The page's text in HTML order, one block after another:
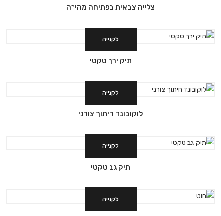
צלייה צבאית בפתיחה מהירה
לקנייה
תיק ירך טקטי
לקנייה
לוקובונד חיתוך צורני
לקנייה
תיק גב טקטי
לקנייה